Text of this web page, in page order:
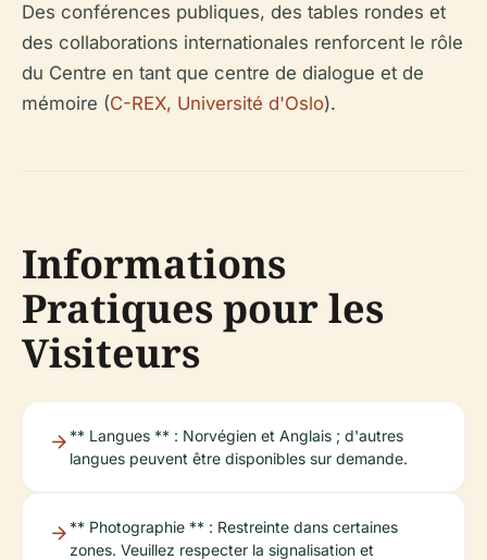
Des conférences publiques, des tables rondes et
des collaborations internationales renforcent le rôle
du Centre en tant que centre de dialogue et de
mémoire (C-REX, Université d'Oslo).
Informations
Pratiques pour les
Visiteurs
** Langues ** : Norvégien et Anglais ; d'autres
langues peuvent être disponibles sur demande.
** Photographie ** : Restreinte dans certaines
zones. Veuillez respecter la signalisation et